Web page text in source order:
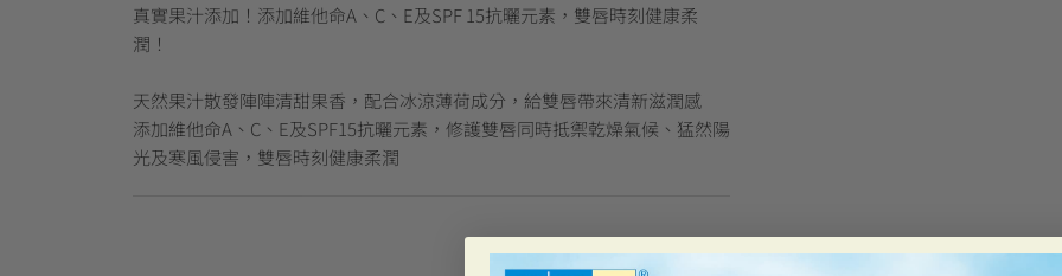
真實果汁添加！添加維他命A、C、E及SPF 15抗曬元素，雙唇時刻健康柔
潤！
天然果汁散發陣陣清甜果香，配合冰涼薄荷成分，給雙唇帶來清新滋潤感
添加維他命A、C、E及SPF15抗曬元素，修護雙唇同時抵禦乾燥氣候、猛然陽
光及寒風侵害，雙唇時刻健康柔潤